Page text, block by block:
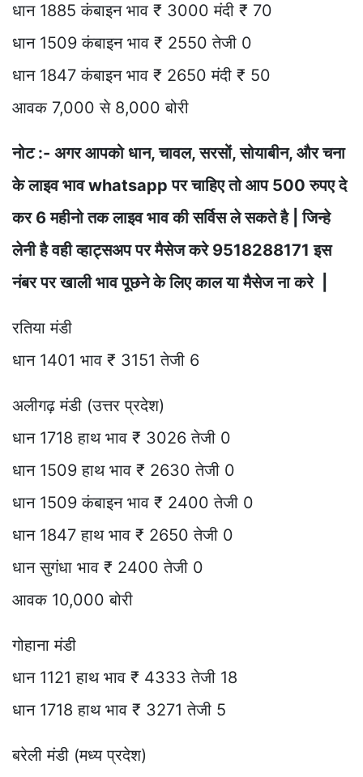
धान 1885 कंबाइन भाव ₹ 3000 मंदी ₹ 70
धान 1509 कंबाइन भाव ₹ 2550 तेजी 0
धान 1847 कंबाइन भाव ₹ 2650 मंदी ₹ 50
आवक 7,000 से 8,000 बोरी
नोट :- अगर आपको धान, चावल, सरसों, सोयाबीन, और चना
के लाइव भाव whatsapp पर चाहिए तो आप 500 रुपए दे
कर 6 महीनो तक लाइव भाव की सर्विस ले सकते है | जिन्हे
लेनी है वही व्हाट्सअप पर मैसेज करे 9518288171 इस
नंबर पर खाली भाव पूछने के लिए काल या मैसेज ना करे |
रतिया मंडी
धान 1401 भाव ₹ 3151 तेजी 6
अलीगढ़ मंडी (उत्तर प्रदेश)
धान 1718 हाथ भाव ₹ 3026 तेजी 0
धान 1509 हाथ भाव ₹ 2630 तेजी 0
धान 1509 कंबाइन भाव ₹ 2400 तेजी 0
धान 1847 हाथ भाव ₹ 2650 तेजी 0
धान सुगंधा भाव ₹ 2400 तेजी 0
आवक 10,000 बोरी
गोहाना मंडी
धान 1121 हाथ भाव ₹ 4333 तेजी 18
धान 1718 हाथ भाव ₹ 3271 तेजी 5
बरेली मंडी (मध्य प्रदेश)